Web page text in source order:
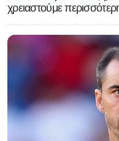
χρειαστούμε